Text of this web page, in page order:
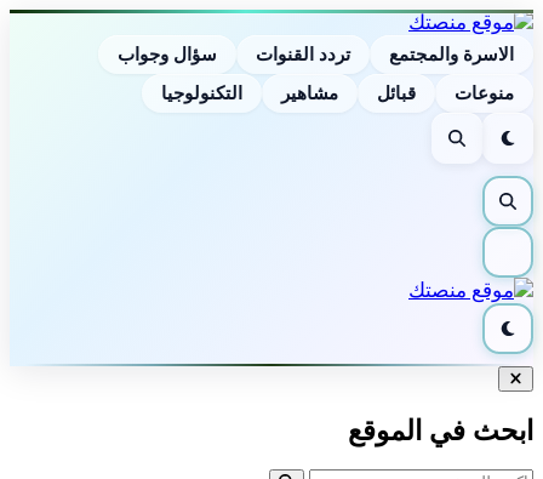
الاسرة والمجتمع تردد القنوات
سؤال وجواب
منوعات
قبائل مشاهير التكنولوجيا
الوضع
بحث
بحث
القائمة
الوضع
الليلي
إغلاق
ابحث في الموقع